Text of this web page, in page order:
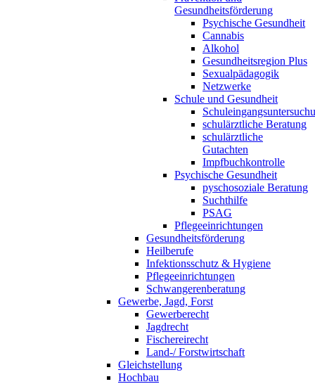
Gesundheitsförderung
Psychische Gesundheit
Cannabis
Alkohol
Gesundheitsregion Plus
Sexualpädagogik
Netzwerke
Schule und Gesundheit
schulärztliche Beratung
schulärztliche
Gutachten
Impfbuchkontrolle
Psychische Gesundheit
pyschosoziale Beratung
Suchthilfe
PSAG
Pflegeeinrichtungen
Gesundheitsförderung
Heilberufe
Infektionsschutz & Hygiene
Pflegeeinrichtungen
Schwangerenberatung
Gewerbe, Jagd, Forst
Gewerberecht
Jagdrecht
Fischereirecht
Land-/ Forstwirtschaft
Gleichstellung
Hochbau